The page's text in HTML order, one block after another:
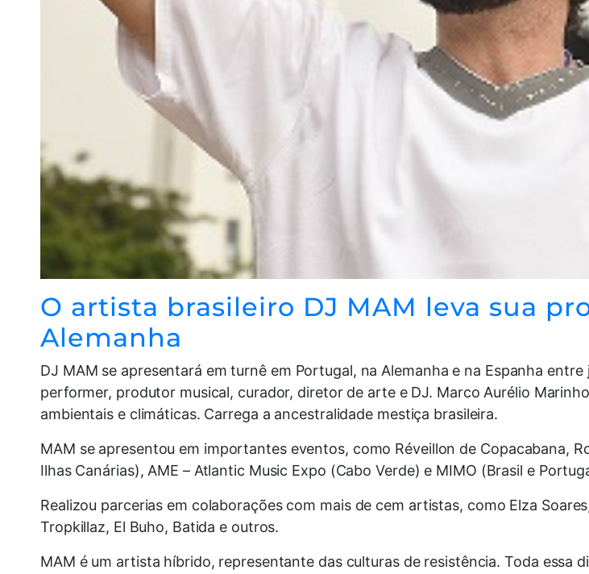
O artista brasileiro DJ MAM leva sua
Alemanha
DJ MAM se apresentará em turnê em Portugal, na Alemanha e na Espanha
performer, produtor musical, curador, diretor de arte e DJ. Marco Aurélio
ambientais e climáticas. Carrega a ancestralidade mestiça brasileira.
MAM se apresentou em importantes eventos, como Réveillon de Copacabana,
Ilhas Canárias), AME – Atlantic Music Expo (Cabo Verde) e MIMO (Brasil e
Realizou parcerias em colaborações com mais de cem artistas, como Elza
Tropkillaz, El Buho, Batida e outros.
MAM é um artista híbrido, representante das culturas de resistência. Toda essa